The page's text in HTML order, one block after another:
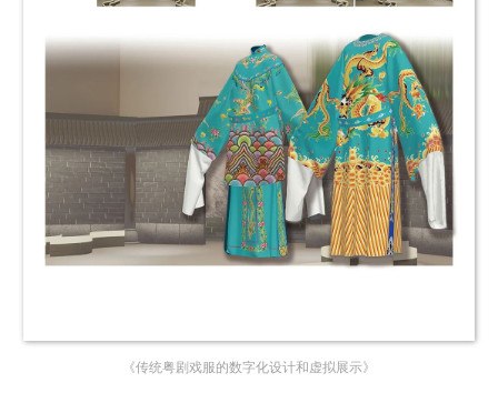
《传统粤剧戏服的数字化设计和虚拟展示》